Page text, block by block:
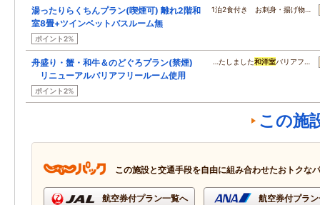
湯ったりらくちんプラン(喫煙可) 離れ2階和
室8畳+ツインベットバスルーム無
ポイント2%
1泊2食付き お刺身・揚げ物…
舟盛り・蟹・和牛＆のどぐろプラン(禁煙)
リニューアルバリアフリールーム使用
ポイント2%
…たしました和洋室バリアフ…
この施
この施設と交通手段を自由に組み合わせたおトクな
航空券付プラン一覧へ 航空券付プラ